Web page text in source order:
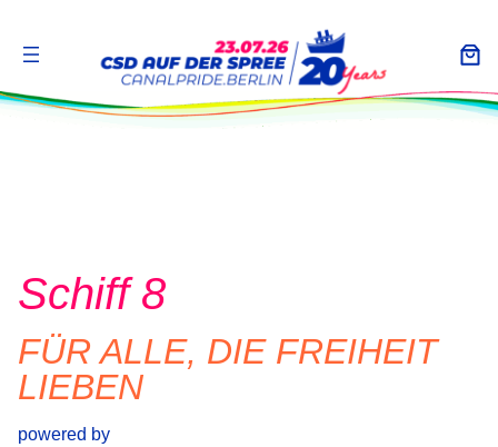
springen
Schiff 8
FÜR ALLE, DIE FREIHEIT
LIEBEN
powered by